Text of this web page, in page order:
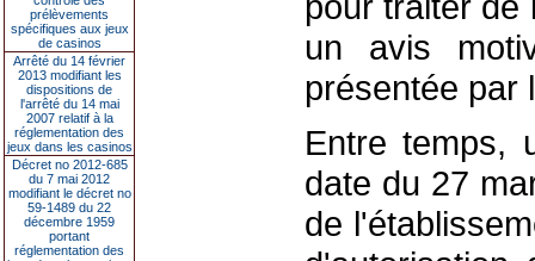
prélèvements
spécifiques aux jeux
de casinos
Arrêté du 14 février
2013 modifiant les
dispositions de
l'arrêté du 14 mai
2007 relatif à la
réglementation des
jeux dans les casinos
Décret no 2012-685
du 7 mai 2012
modifiant le décret no
59-1489 du 22
décembre 1959
portant
réglementation des
un avis
présentée par
Entre temps,
date du 27
de